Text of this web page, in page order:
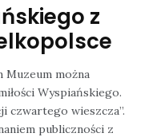
z
Muzeum można
Wyspiańskiego.
czwartego wieszcza”.
publiczności z